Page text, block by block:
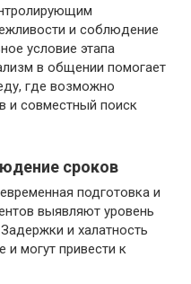
и соблюдение
условие этапа
в общении помогает
где возможно
и совместный поиск
сроков
подготовка и
выявляют уровень
и халатность
могут привести к